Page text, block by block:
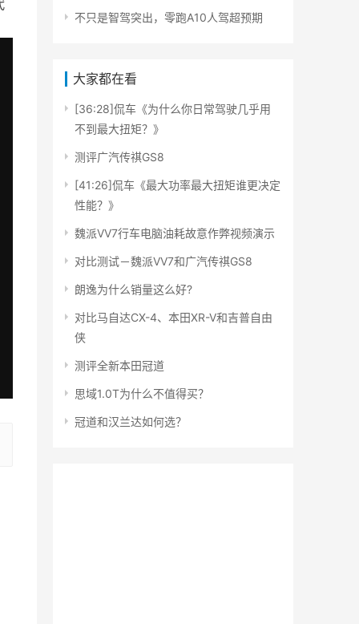
不只是智驾突出，零跑A10人驾超预期
大家都在看
[36:28]侃车《为什么你日常驾驶几乎用
不到最大扭矩？》
测评广汽传祺GS8
[41:26]侃车《最大功率最大扭矩谁更决定
性能？》
魏派VV7行车电脑油耗故意作弊视频演示
对比测试－魏派VV7和广汽传祺GS8
朗逸为什么销量这么好?
对比马自达CX-4、本田XR-V和吉普自由
侠
测评全新本田冠道
思域1.0T为什么不值得买？
冠道和汉兰达如何选？